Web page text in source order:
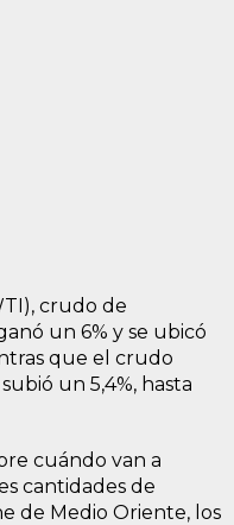
crudo de
un 6% y se ubicó
que el crudo
un 5,4%, hasta
cuándo van a
cantidades de
de Medio Oriente, los